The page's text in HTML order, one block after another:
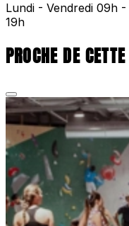
Lundi - Vendredi 09h
19h
PROCHE DE